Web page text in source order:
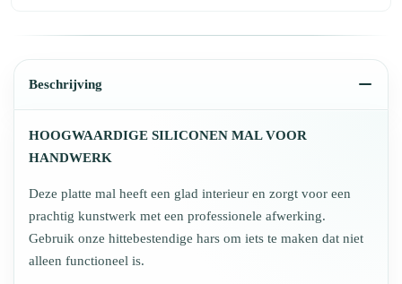
Beschrijving
HOOGWAARDIGE SILICONEN MAL VOOR
HANDWERK
Deze platte mal heeft een glad interieur en zorgt voor een
prachtig kunstwerk met een professionele afwerking.
Gebruik onze hittebestendige hars om iets te maken dat niet
alleen functioneel is.